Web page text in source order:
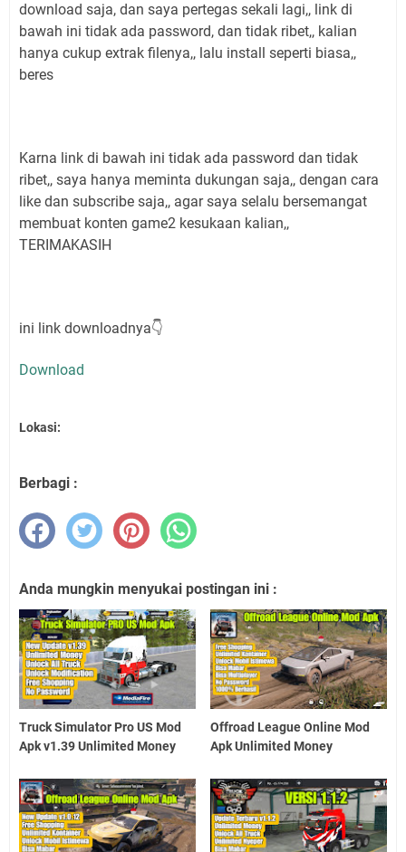
download saja, dan saya pertegas sekali lagi,, link di
bawah ini tidak ada password, dan tidak ribet,, kalian
hanya cukup extrak filenya,, lalu install seperti biasa,,
beres
Karna link di bawah ini tidak ada password dan tidak
ribet,, saya hanya meminta dukungan saja,, dengan cara
like dan subscribe saja,, agar saya selalu bersemangat
membuat konten game2 kesukaan kalian,,
TERIMAKASIH
ini link downloadnya👇
Download
Lokasi:
Berbagi :
Anda mungkin menyukai postingan ini :
Truck Simulator Pro US Mod
Apk v1.39 Unlimited Money
Offroad League Online Mod
Apk Unlimited Money